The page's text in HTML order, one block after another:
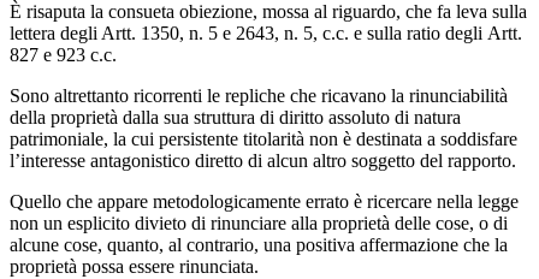
È risaputa la consueta obiezione, mossa al riguardo, che fa leva sulla
lettera degli Artt. 1350, n. 5 e 2643, n. 5, c.c. e sulla ratio degli Artt.
827 e 923 c.c.
Sono altrettanto ricorrenti le repliche che ricavano la rinunciabilità
della proprietà dalla sua struttura di diritto assoluto di natura
patrimoniale, la cui persistente titolarità non è destinata a soddisfare
l’interesse antagonistico diretto di alcun altro soggetto del rapporto.
Quello che appare metodologicamente errato è ricercare nella legge
non un esplicito divieto di rinunciare alla proprietà delle cose, o di
alcune cose, quanto, al contrario, una positiva affermazione che la
proprietà possa essere rinunciata.